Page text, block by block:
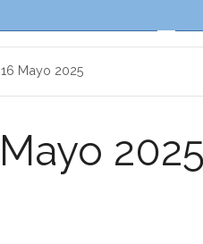
Mayo 2025
2025